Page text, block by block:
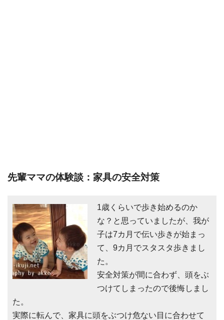
先輩ママの体験談：家具の安全対策
1歳くらいで歩き始めるのか
な？と思っていましたが、我が
子は7カ月で伝い歩きが始まっ
て、9カ月でスタスタ歩きまし
た。
安全対策が間に合わず、頭をぶ
つけてしまったので後悔しまし
た。
実際に転んで、家具に頭をぶつけ危ない目に合わせて